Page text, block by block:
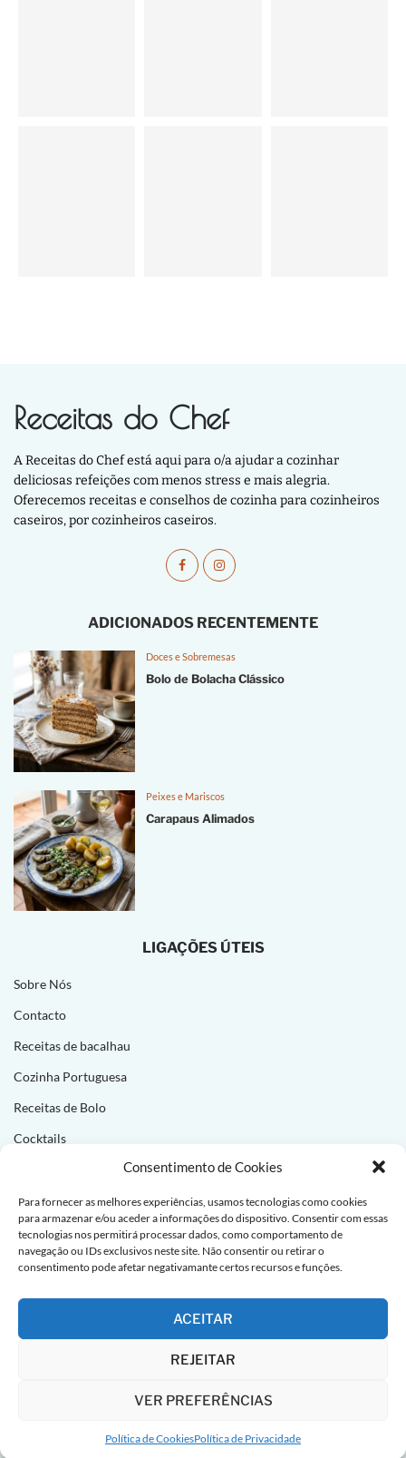
Consentimento de Cookies
Para fornecer as melhores experiências, usamos tecnologias como cookies
para armazenar e/ou aceder a informações do dispositivo. Consentir com essas
tecnologias nos permitirá processar dados, como comportamento de
navegação ou IDs exclusivos neste site. Não consentir ou retirar o
consentimento pode afetar negativamante certos recursos e funções.
ACEITAR
REJEITAR
VER PREFERÊNCIAS
Política de CookiesPolítica de Privacidade
Receitas do Chef
A Receitas do Chef está aqui para o/a ajudar a cozinhar
deliciosas refeições com menos stress e mais alegria.
Oferecemos receitas e conselhos de cozinha para cozinheiros
caseiros, por cozinheiros caseiros.
ADICIONADOS RECENTEMENTE
Doces e Sobremesas
Bolo de Bolacha Clássico
Peixes e Mariscos
Carapaus Alimados
LIGAÇÕES ÚTEIS
Sobre Nós
Contacto
Receitas de bacalhau
Cozinha Portuguesa
Receitas de Bolo
Cocktails
Subscreva e receba novas receitas todas as semanas!